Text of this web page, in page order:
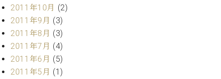
律
師
紹
介
調
律
2011年10月 (2)
2011年9月 (3)
2011年8月 (3)
2011年7月 (4)
2011年6月 (5)
2011年5月 (1)